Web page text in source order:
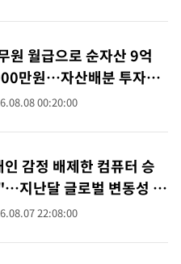
원 월급으로 순자산 9억
만원…자산배분 투자로
성공 비결
00:20:00
감정 배제한 컴퓨터 승
지난달 글로벌 변동성 장
퀀트 펀드 웃었다
22:08:00